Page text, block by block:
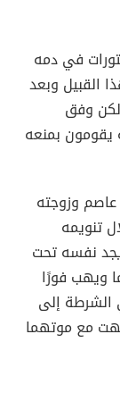
في دمه
القبيل وبعد
وفق
يقومون بمنعه
وزوجته
تنويمه
نفسه تحت
ويهب فورًا
الشرطة إلى
مع موتهما